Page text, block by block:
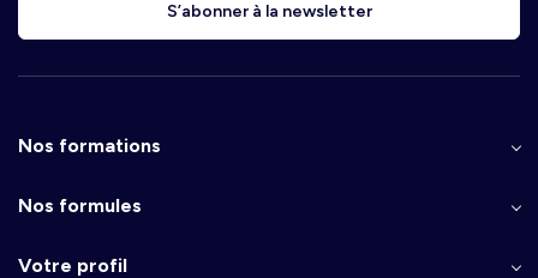
S’abonner à la newsletter
Nos formations
Nos formules
Votre profil